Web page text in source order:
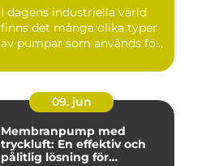
I dagens industriella värld
finns det många olika typer
av pumpar som används fö...
09. jun
Membranpump med
tryckluft: En effektiv och
pålitlig lösning för